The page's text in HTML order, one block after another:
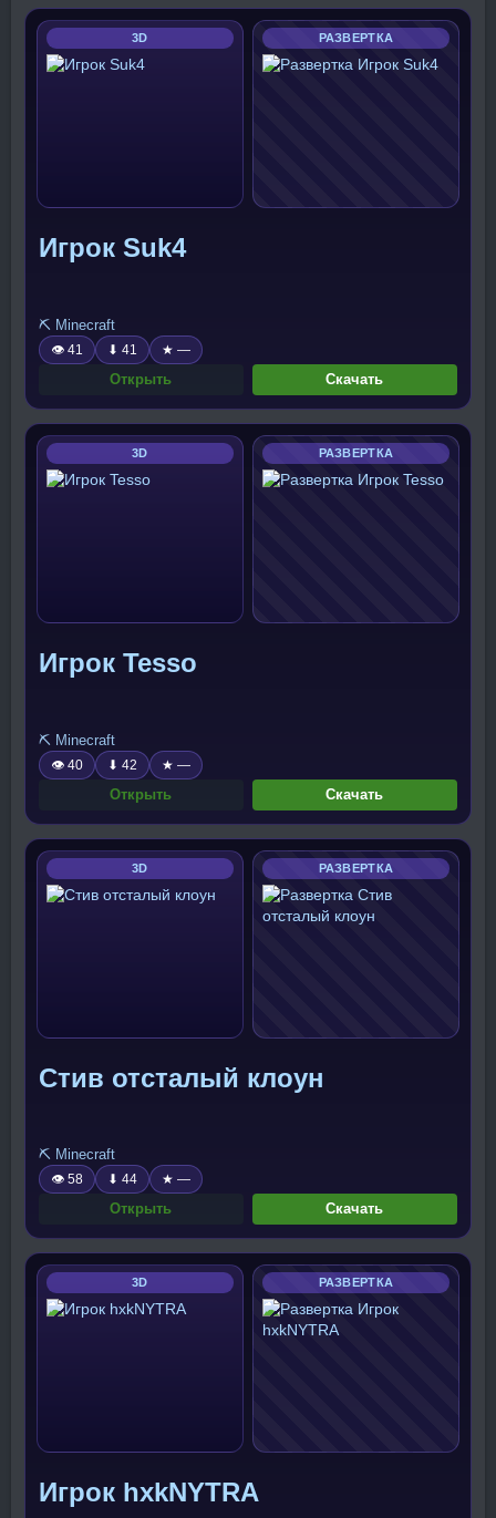
3D РАЗВЕРТКА
Игрок Suk4
⛏️ Minecraft
👁 41 ⬇ 41 ★ —
Открыть Скачать
3D РАЗВЕРТКА
Игрок Tesso
⛏️ Minecraft
👁 40 ⬇ 42 ★ —
Открыть Скачать
3D РАЗВЕРТКА
Стив отсталый клоун
⛏️ Minecraft
👁 58 ⬇ 44 ★ —
Открыть Скачать
3D РАЗВЕРТКА
Игрок hxkNYTRA